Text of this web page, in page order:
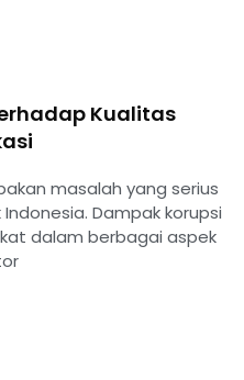
Kualitas
masalah yang serius
Dampak korupsi
dalam berbagai aspek